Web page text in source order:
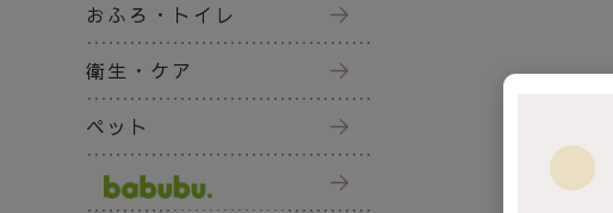
おふろ・トイレ
衛生・ケア
ペット